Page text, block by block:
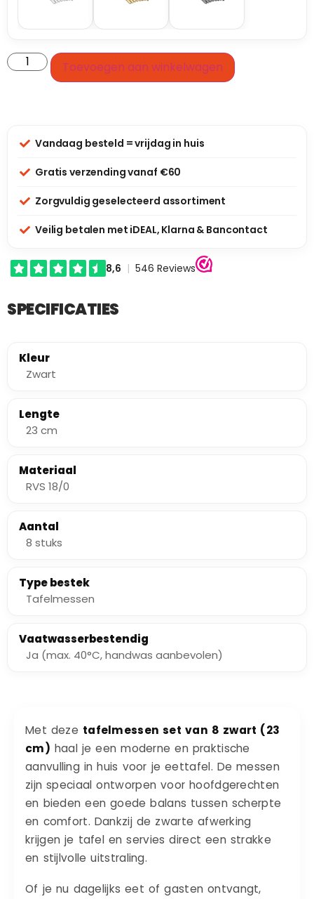
Toevoegen aan winkelwagen
Vandaag besteld = vrijdag in huis
Gratis verzending vanaf €60
Zorgvuldig geselecteerd assortiment
Veilig betalen met iDEAL, Klarna & Bancontact
SPECIFICATIES
Kleur
Zwart
Lengte
23 cm
Materiaal
RVS 18/0
Aantal
8 stuks
Type bestek
Tafelmessen
Vaatwasserbestendig
Ja (max. 40°C, handwas aanbevolen)
Met deze tafelmessen set van 8 zwart (23
cm) haal je een moderne en praktische
aanvulling in huis voor je eettafel. De messen
zijn speciaal ontworpen voor hoofdgerechten
en bieden een goede balans tussen scherpte
en comfort. Dankzij de zwarte afwerking
krijgen je tafel en servies direct een strakke
en stijlvolle uitstraling.
Of je nu dagelijks eet of gasten ontvangt,